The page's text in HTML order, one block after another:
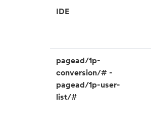
IDE
pagead/1p-
conversion/# -
pagead/1p-user-
list/#